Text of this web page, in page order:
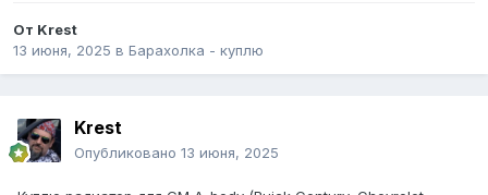
От Krest
13 июня, 2025 в Барахолка - куплю
Krest
Опубликовано 13 июня, 2025